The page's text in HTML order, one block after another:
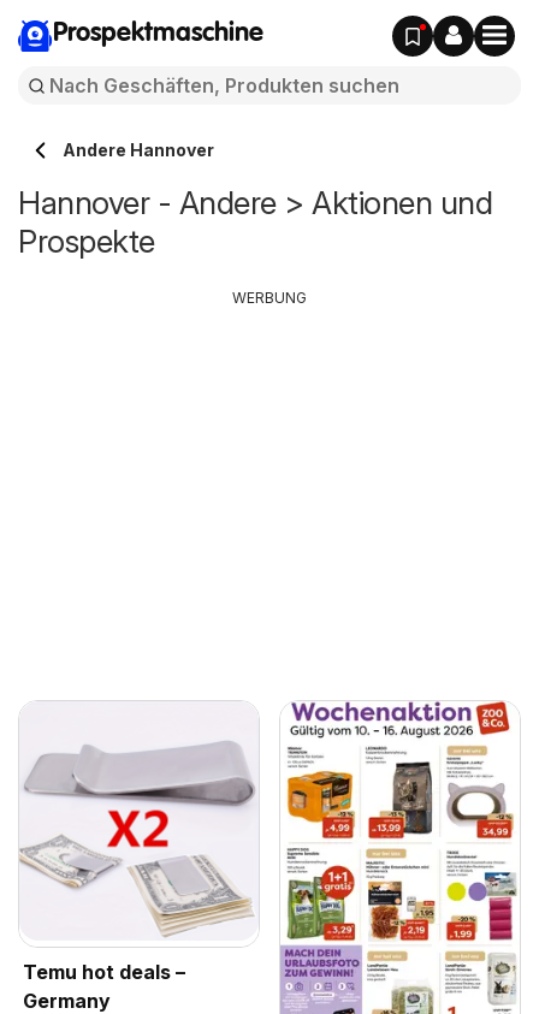
Prospektmaschine
Andere Hannover
Hannover - Andere > Aktionen und
Prospekte
Temu hot deals –
Germany
WERBUNG